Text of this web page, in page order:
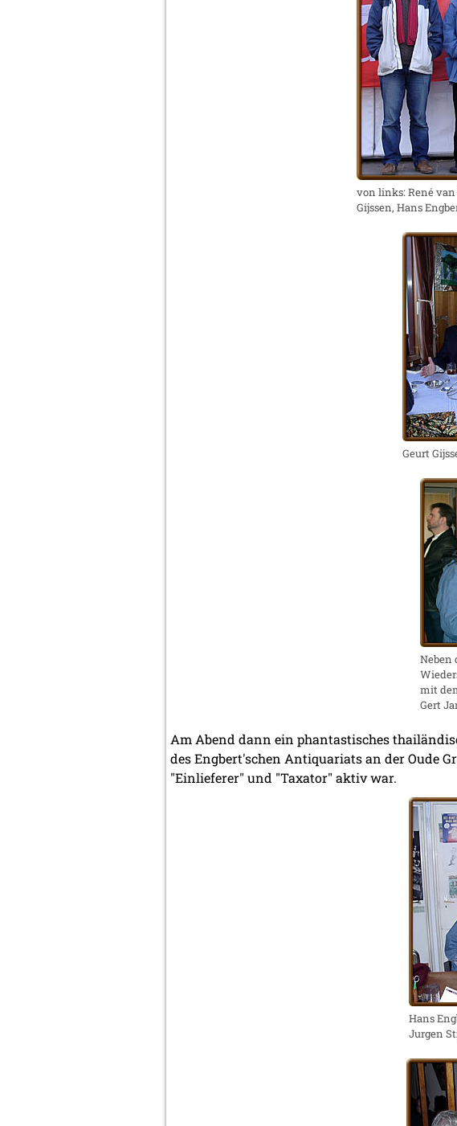
von links: René van
Gijssen, Hans
Geurt
Neben
mit
Gert
Am Abend dann ein phantastisches
des Engbert'schen Antiquariats an der Oude
"Einlieferer" und "Taxator" aktiv war.
Hans
Jurgen